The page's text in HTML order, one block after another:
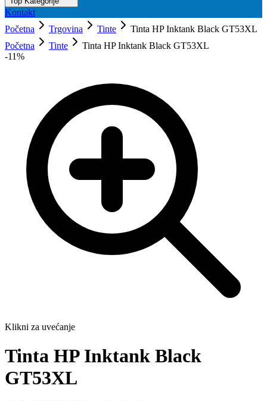
Kontakt
Početna
Trgovina Tinte
Tinta HP Inktank Black GT53XL
Početna
Tinte
Tinta HP Inktank Black GT53XL
-11%
Klikni za uvećanje
Tinta HP Inktank Black
GT53XL